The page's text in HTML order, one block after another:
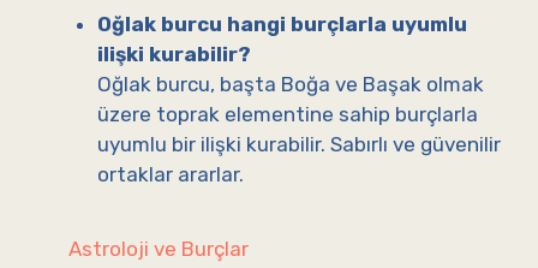
Oğlak burcu hangi burçlarla uyumlu
ilişki kurabilir?
Oğlak burcu, başta Boğa ve Başak olmak
üzere toprak elementine sahip burçlarla
uyumlu bir ilişki kurabilir. Sabırlı ve güvenilir
ortaklar ararlar.
Kategoriler
Astroloji ve Burçlar